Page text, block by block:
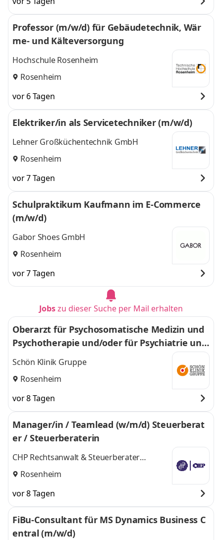
Rosenheim
Professor (m/w/d) für Gebäudetechnik, Wär
me- und Kälteversorgung
Hochschule Rosenheim
Rosenheim
vor 6 Tagen
Elektriker/in als Servicetechniker (m/w/d)
Lehner Großküchentechnik GmbH
Rosenheim
vor 7 Tagen
Schulpraktikum Kaufmann im E-Commerce
(m/w/d)
Gabor Shoes GmbH
Rosenheim
vor 7 Tagen
Jobszu dieser Suche per Mail erhalten
Oberarzt für Psychosomatische Medizin und
Psychotherapie und/oder für Psychiatrie und
Psychotherapie (m/w/d) in Prien am Chiemse
Schön Klinik Gruppe
Rosenheim
vor 8 Tagen
Manager/in / Teamlead (w/m/d) Steuerberat
er / Steuerberaterin
CHP Rechtsanwalt & Steuerberater
Partnerschaftsgesellschaft mbB
Rosenheim
vor 8 Tagen
FiBu-Consultant für MS Dynamics Business C
entral (m/w/d)